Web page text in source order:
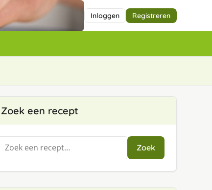
Inloggen Registreren
Zoek een recept
Zoeken
naar:
Zoek